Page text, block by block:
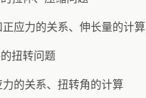
应力的关系、伸长量的计算
扭转问题
的关系、扭转角的计算